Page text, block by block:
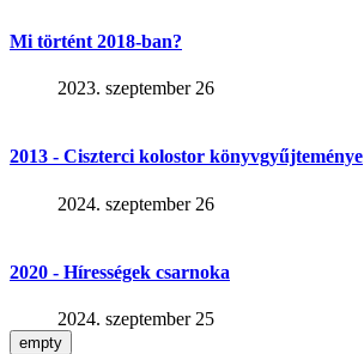
Mi történt 2018-ban?
2023. szeptember 26
2013 - Ciszterci kolostor könyvgyűjteménye
2024. szeptember 26
2020 - Hírességek csarnoka
2024. szeptember 25
empty